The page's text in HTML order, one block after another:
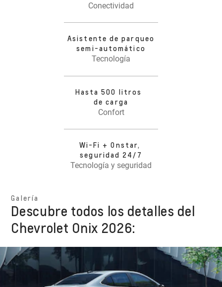
Conectividad
Asistente de parqueo
semi-automático
Tecnología
Hasta 500 litros
de carga
Confort
Wi-Fi + Onstar,
seguridad 24/7
Tecnología y seguridad
Galería
Descubre todos los detalles del
Chevrolet Onix 2026: